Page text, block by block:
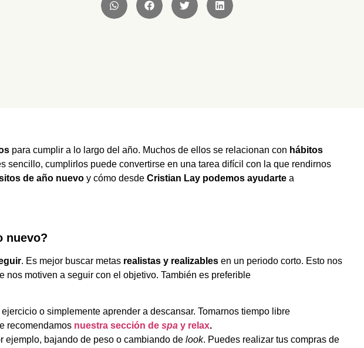
para cumplir a lo largo del año. Muchos de ellos se relacionan con hábitos
sencillo, cumplirlos puede convertirse en una tarea difícil con la que rendirnos
de año nuevoy cómo desde Cristian Lay podemos ayudartea
nuevo?
. Es mejor buscar metas realistas y realizables en un periodo corto. Esto nos
motiven a seguir con el objetivo. También es preferible
o simplemente aprender a descansar. Tomarnos tiempo libre
recomendamos nuestra sección de spay relax.
ejemplo, bajando de peso o cambiando de look. Puedes realizar tus compras de